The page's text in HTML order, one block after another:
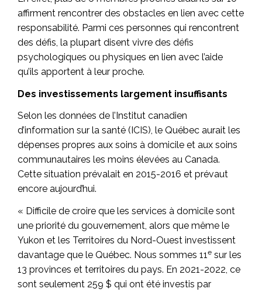
affirment rencontrer des obstacles en lien avec cette
responsabilité. Parmi ces personnes qui rencontrent
des défis, la plupart disent vivre des défis
psychologiques ou physiques en lien avec l’aide
qu’ils apportent à leur proche.
Des investissements largement insuffisants
Selon les données de l’Institut canadien
d’information sur la santé (ICIS), le Québec aurait les
dépenses propres aux soins à domicile et aux soins
communautaires les moins élevées au Canada.
Cette situation prévalait en 2015-2016 et prévaut
encore aujourd’hui.
« Difficile de croire que les services à domicile sont
une priorité du gouvernement, alors que même le
Yukon et les Territoires du Nord-Ouest investissent
davantage que le Québec. Nous sommes 11e sur les
13 provinces et territoires du pays. En 2021-2022, ce
sont seulement 259 $ qui ont été investis par